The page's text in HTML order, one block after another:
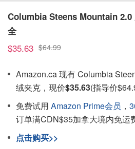
Columbia Steens Mountain 2.0
全
$35.63 $64.99
Amazon.ca 现有 Columbia
绒夹克，现价$35.63(指导价
免费试用 Amazon Prime会员 ，
订单满CDN$35加拿大境内免运
点击购买>>